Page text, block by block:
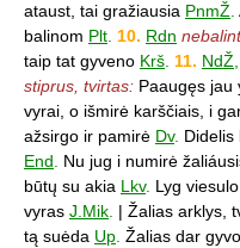
ataust, tai gražiausia PnmŽ.
balinom Plt. 10. Rdn
taip tat gyveno Krš. 11. NdŽ,
stiprus, tvirtas: Paaugęs jau
vyrai, o išmirė karščiais, i
ažsirgo ir pamirė Dv. Didelis
End. Nu jug i numirė
būtų su akia Lkv. Lyg
vyras J.Mik. | Žalias arklys,
tą suėda Up. Žalias dar